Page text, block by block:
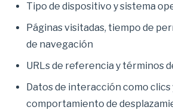
Tipo de dispositivo y sistema
Páginas visitadas, tiempo de
de navegación
URLs de referencia y términos
Datos de interacción como clics
comportamiento de